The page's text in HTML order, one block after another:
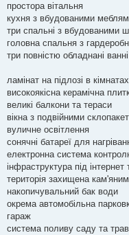
простора вітальня
кухня з вбудованими
три спальні з вбудованими
головна спальня з
три повністю обладнані
ламінат на підлозі в кімнатах
високоякісна керамічна
великі балкони та тераси
вікна з подвійними
вуличне освітлення
сонячні батареї для
електронна система
інфраструктура під
територія захищена
накопичувальний бак води
окрема автомобільна
гараж
система поливу саду та